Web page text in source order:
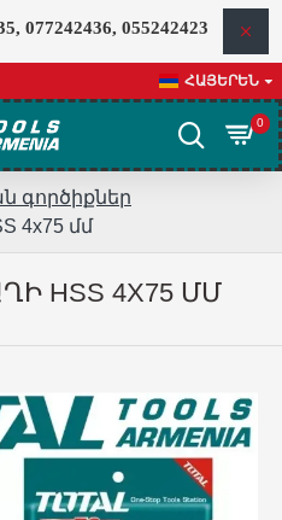
077242436, 055242423
ՀԱՅԵՐԵՆ
0
գործիքներ
4x75 մմ
HSS 4X75 ՄՄ